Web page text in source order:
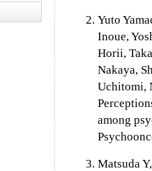
Yuto
Inoue,
Horii,
Nakaya,
Uchitomi,
among
Matsuda